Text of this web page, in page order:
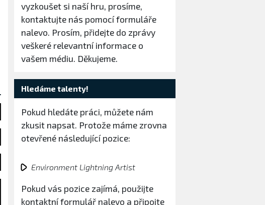
vyzkoušet si naší hru, prosíme,
kontaktujte nás pomocí formuláře
nalevo. Prosím, přidejte do zprávy
veškeré relevantní informace o
vašem médiu. Děkujeme.
Hledáme talenty!
Pokud hledáte práci, můžete nám
zkusit napsat. Protože máme zrovna
otevřené následující pozice:
Environment Lightning Artist
Pokud vás pozice zajímá, použijte
kontaktní formulář nalevo a připojte